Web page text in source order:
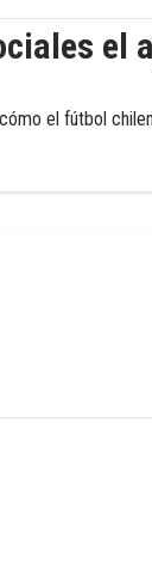
el
el fútbol